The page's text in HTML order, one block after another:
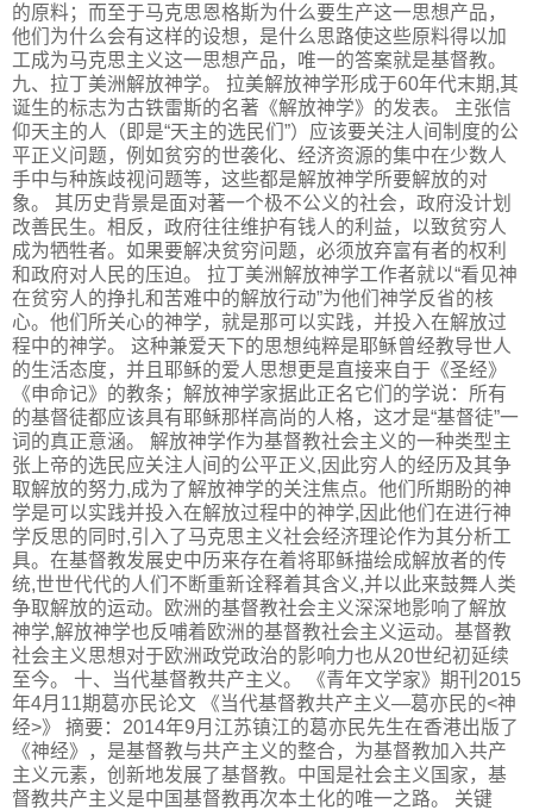
的原料；而至于马克思恩格斯为什么要生产这一思想产品，
他们为什么会有这样的设想，是什么思路使这些原料得以加
工成为马克思主义这一思想产品，唯一的答案就是基督教。
九、拉丁美洲解放神学。 拉美解放神学形成于60年代末期,其
诞生的标志为古铁雷斯的名著《解放神学》的发表。 主张信
仰天主的人（即是“天主的选民们”）应该要关注人间制度的公
平正义问题，例如贫穷的世袭化、经济资源的集中在少数人
手中与种族歧视问题等，这些都是解放神学所要解放的对
象。 其历史背景是面对著一个极不公义的社会，政府没计划
改善民生。相反，政府往往维护有钱人的利益，以致贫穷人
成为牺牲者。如果要解决贫穷问题，必须放弃富有者的权利
和政府对人民的压迫。 拉丁美洲解放神学工作者就以“看见神
在贫穷人的挣扎和苦难中的解放行动”为他们神学反省的核
心。他们所关心的神学，就是那可以实践，并投入在解放过
程中的神学。 这种兼爱天下的思想纯粹是耶稣曾经教导世人
的生活态度，并且耶稣的爱人思想更是直接来自于《圣经》
《申命记》的教条；解放神学家据此正名它们的学说：所有
的基督徒都应该具有耶稣那样高尚的人格，这才是“基督徒”一
词的真正意涵。 解放神学作为基督教社会主义的一种类型主
张上帝的选民应关注人间的公平正义,因此穷人的经历及其争
取解放的努力,成为了解放神学的关注焦点。他们所期盼的神
学是可以实践并投入在解放过程中的神学,因此他们在进行神
学反思的同时,引入了马克思主义社会经济理论作为其分析工
具。在基督教发展史中历来存在着将耶稣描绘成解放者的传
统,世世代代的人们不断重新诠释着其含义,并以此来鼓舞人类
争取解放的运动。欧洲的基督教社会主义深深地影响了解放
神学,解放神学也反哺着欧洲的基督教社会主义运动。基督教
社会主义思想对于欧洲政党政治的影响力也从20世纪初延续
至今。 十、当代基督教共产主义。 《青年文学家》期刊2015
年4月11期葛亦民论文 《当代基督教共产主义—葛亦民的<神
经>》 摘要：2014年9月江苏镇江的葛亦民先生在香港出版了
《神经》，是基督教与共产主义的整合，为基督教加入共产
主义元素，创新地发展了基督教。中国是社会主义国家，基
督教共产主义是中国基督教再次本土化的唯一之路。 关键